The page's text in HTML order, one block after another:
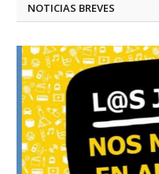
NOTICIAS BREVES